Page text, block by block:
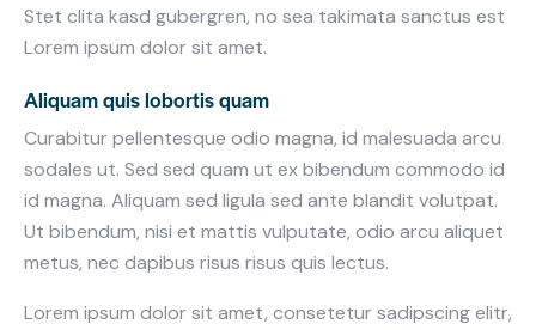
Stet clita kasd gubergren, no sea takimata sanctus est
Lorem ipsum dolor sit amet.
Aliquam quis lobortis quam
Curabitur pellentesque odio magna, id malesuada arcu
sodales ut. Sed sed quam ut ex bibendum commodo id
id magna. Aliquam sed ligula sed ante blandit volutpat.
Ut bibendum, nisi et mattis vulputate, odio arcu aliquet
metus, nec dapibus risus risus quis lectus.
Lorem ipsum dolor sit amet, consetetur sadipscing elitr,